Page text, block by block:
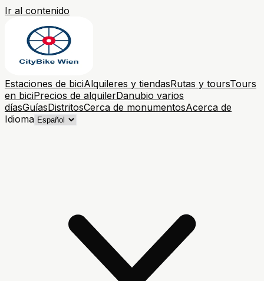
Ir al contenido
Estaciones de biciAlquileres y tiendasRutas y toursTours
en biciPrecios de alquilerDanubio varios
díasGuíasDistritosCerca de monumentosAcerca de
Idioma